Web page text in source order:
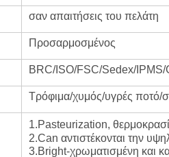
σαν απαιτήσεις του πελάτη
Προσαρμοσμένος
BRC/ISO/FSC/Sedex/IPMS/
Τρόφιμα/χυμός/υγρές ποτό/
1.Pasteurization,
2.Can αντιστέκονται την
3.Bright-χρωματισμένη και